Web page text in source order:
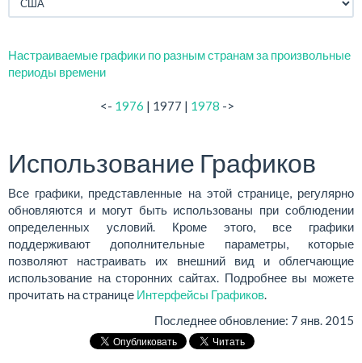
Настраиваемые графики по разным странам за произвольные
периоды времени
<- 1976 | 1977 | 1978 ->
Использование Графиков
Все графики, представленные на этой странице, регулярно
обновляются и могут быть использованы при соблюдении
определенных условий. Кроме этого, все графики
поддерживают дополнительные параметры, которые
позволяют настраивать их внешний вид и облегчающие
использование на сторонних сайтах. Подробнее вы можете
прочитать на странице Интерфейсы Графиков.
Последнее обновление: 7 янв. 2015